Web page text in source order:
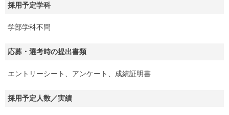
採用予定学科
学部学科不問
応募・選考時の提出書類
エントリーシート、アンケート、成績証明書
採用予定人数／実績